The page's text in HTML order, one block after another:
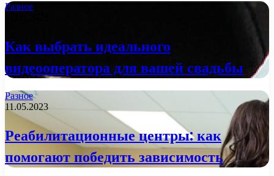
Разное
Как выбрать идеального
видеооператора для вашей свадьбы
Разное
11.05.2023
Реабилитационные центры: как
помогают победить зависимость